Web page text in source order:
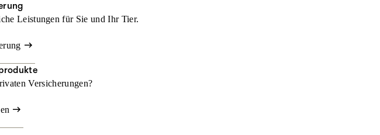
Leistungen für Sie und Ihr Tier.
Versicherungen?